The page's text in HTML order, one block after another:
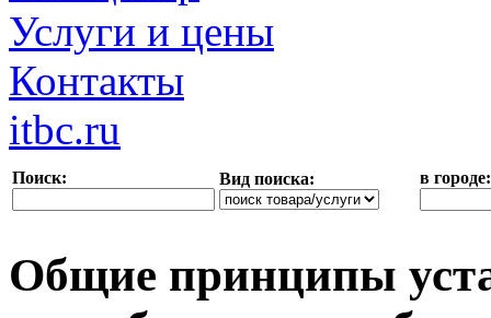
Услуги и цены
Контакты
itbc.ru
Поиск: Вид поиска: в городе:
Общие принципы